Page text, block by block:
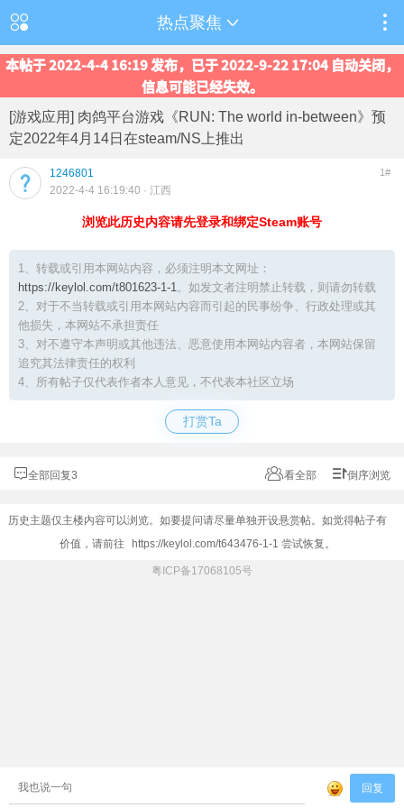
热点聚焦
本帖于 2022-4-4 16:19 发布，已于 2022-9-22 17:04 自动关闭，
信息可能已经失效。
[游戏应用] 肉鸽平台游戏《RUN: The world in-between》预
定2022年4月14日在steam/NS上推出
1246801 1#
2022-4-4 16:19:40 · 江西
浏览此历史内容请先登录和绑定Steam账号
1、转载或引用本网站内容，必须注明本文网址：
https://keylol.com/t801623-1-1。如发文者注明禁止转载，则请勿转载
2、对于不当转载或引用本网站内容而引起的民事纷争、行政处理或其
他损失，本网站不承担责任
3、对不遵守本声明或其他违法、恶意使用本网站内容者，本网站保留
追究其法律责任的权利
4、所有帖子仅代表作者本人意见，不代表本社区立场
打赏Ta
全部回复3 看全部 倒序浏览
历史主题仅主楼内容可以浏览。如要提问请尽量单独开设悬赏帖。如觉得帖子有
价值，请前往
https://keylol.com/t643476-1-1 尝试恢复。
粤ICP备17068105号